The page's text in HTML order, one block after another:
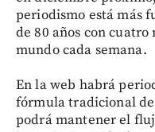
periodismo está más
de 80 años con
mundo cada semana.
En la web habrá
fórmula tradicional de
podrá mantener el